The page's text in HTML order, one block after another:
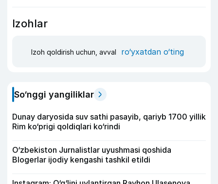
Izohlar
Izoh qoldirish uchun, avval ro‘yxatdan o‘ting
So‘nggi yangiliklar
Dunay daryosida suv sathi pasayib, qariyb 1700 yillik
Rim ko‘prigi qoldiqlari ko‘rindi
O‘zbekiston Jurnalistlar uyushmasi qoshida
Blogerlar ijodiy kengashi tashkil etildi